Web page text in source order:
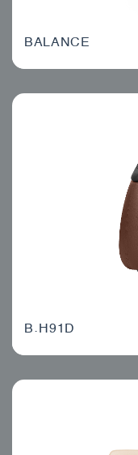
BALANCE
B.H91D